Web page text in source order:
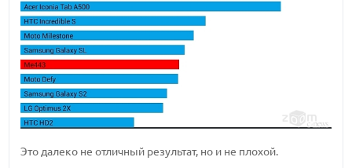
Это далеко не отличный результат, но и не плохой.